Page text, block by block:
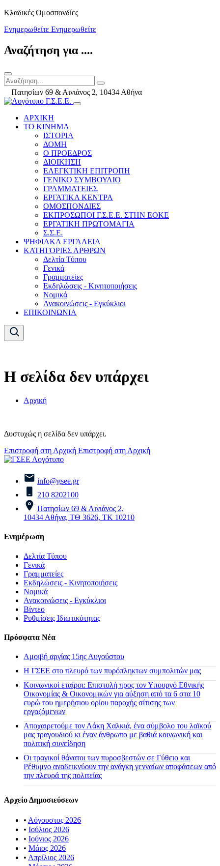
Kλαδικές Ομοσπονδίες
Ενημερωθείτε Ενημερωθείτε
Αναζήτηση για ....
Πατησίων 69 & Αινιάνος 2, 10434 Αθήνα
ΑΡΧΙΚΗ
ΤΟ ΚΙΝΗΜΑ
ΙΣΤΟΡΙΑ
ΔΟΜΗ
Ο ΠΡΟΕΔΡΟΣ
ΔΙΟΙΚΗΣΗ
ΕΛΕΓΚΤΙΚΗ ΕΠΙΤΡΟΠΗ
ΓΕΝΙΚΟ ΣΥΜΒΟΥΛΙΟ
ΓΡΑΜΜΑΤΕΙΕΣ
ΕΡΓΑΤΙΚΑ ΚΕΝΤΡΑ
ΟΜΟΣΠΟΝΔΙΕΣ
ΕΚΠΡΟΣΩΠΟΙ Γ.Σ.Ε.Ε. ΣΤΗΝ ΕΟΚΕ
ΕΡΓΑΤΙΚΗ ΠΡΩΤΟΜΑΓΙΑ
Σ.Σ.Ε.
ΨΗΦΙΑΚΑ ΕΡΓΑΛΕΙΑ
ΚΑΤΗΓΟΡΙΕΣ ΑΡΘΡΩΝ
Δελτία Τύπου
Γενικά
Γραμματείες
Εκδηλώσεις - Κινητοποιήσεις
Νομικά
Ανακοινώσεις - Εγκύκλιοι
ΕΠΙΚΟΙΝΩΝΙΑ
Η σελίδα δεν υπάρχει
Αρχική
Δυστυχώς η σελίδα δεν υπάρχει.
Επιστροφή στη Αρχική Επιστροφή στη Αρχική
info@gsee.gr
210 8202100
Πατησίων 69 & Αινιάνος 2,
10434 Αθήνα, ΤΘ 3626, ΤΚ 10210
Ενημέρωση
Δελτία Τύπου
Γενικά
Γραμματείες
Εκδηλώσεις - Κινητοποιήσεις
Νομικά
Ανακοινώσεις - Εγκύκλιοι
Βίντεο
Ρυθμίσεις Ιδιωτικότητας
Πρόσφατα Νέα
Αμοιβή αργίας 15ης Αυγούστου
H ΓΣΕΕ στο πλευρό των πυρόπληκτων συμπολιτών μας
Κοινωνικοί εταίροι: Επιστολή προς τον Υπουργό Εθνικής
Οικονομίας & Οικονομικών για αύξηση από τα 6 στα 10
ευρώ του ημερήσιου ορίου παροχής σίτισης των
εργαζόμενων
Αποχαιρετούμε τον Λάκη Χαλκιά, ένα σύμβολο του λαϊκού
μας τραγουδιού κι έναν άνθρωπο με βαθιά κοινωνική και
πολιτική συνείδηση
Οι τραγικοί θάνατοι των πυροσβεστών σε Γύθειο και
Ρέθυμνο αναδεικνύουν την ανάγκη γενναίων αποφάσεων από
την πλευρά της πολιτείας
Αρχείο Δημοσιεύσεων
• Αύγουστος 2026
• Ιούλιος 2026
• Ιούνιος 2026
• Μάιος 2026
• Απρίλιος 2026